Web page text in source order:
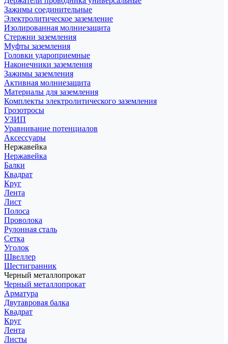
Зажимы соединительные
Электролитическое заземление
Изолированная молниезащита
Стержни заземления
Муфты заземления
Головки удароприемные
Наконечники заземления
Зажимы заземления
Активная молниезащита
Материалы для заземления
Комплекты электролитического заземления
Грозотросы
УЗИП
Уравнивание потенциалов
Аксессуары
Нержавейка
Нержавейка
Балки
Квадрат
Круг
Лента
Лист
Полоса
Проволока
Рулонная сталь
Сетка
Уголок
Швеллер
Шестигранник
Черный металлопрокат
Черный металлопрокат
Арматура
Двутавровая балка
Квадрат
Круг
Лента
Листы